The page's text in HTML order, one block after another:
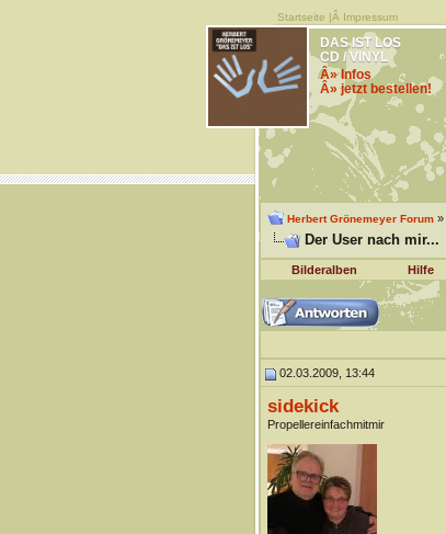
Startseite |Â Impressum
DAS IST LOS
CD / VINYL
Â» Infos
Â» jetzt bestellen!
Herbert Grönemeyer Forum»
Der User nach mir...
Bilderalben Hilfe
02.03.2009, 13:44
sidekick
Propellereinfachmitmir